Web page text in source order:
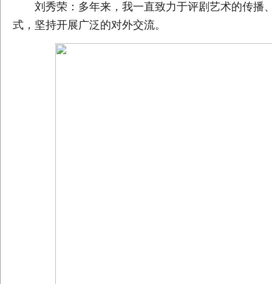
刘秀荣：多年来，我一直致力于评剧艺术的传播
式，坚持开展广泛的对外交流。